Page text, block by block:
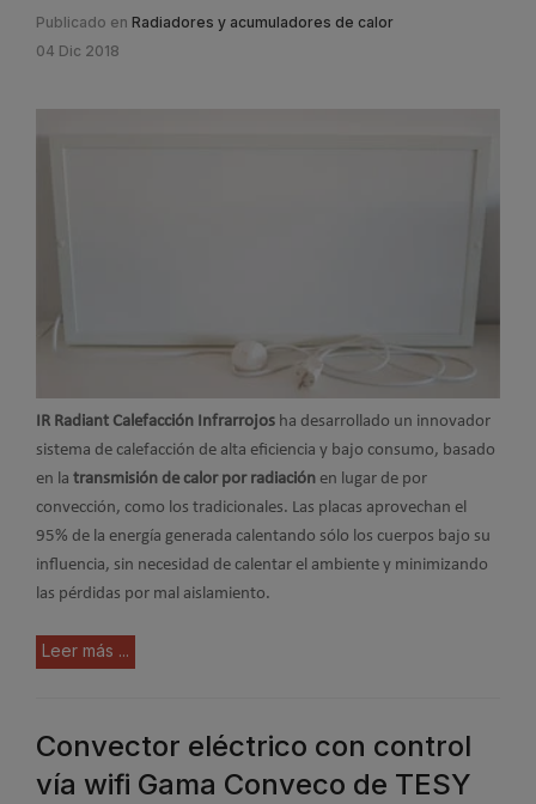
Publicado en Radiadores y acumuladores de calor
04 Dic 2018
IR Radiant Calefacción Infrarrojos ha desarrollado un innovador
sistema de calefacción de alta eficiencia y bajo consumo, basado
en la transmisión de calor por radiación en lugar de por
convección, como los tradicionales. Las placas aprovechan el
95% de la energía generada calentando sólo los cuerpos bajo su
influencia, sin necesidad de calentar el ambiente y minimizando
las pérdidas por mal aislamiento.
Leer más ...
Convector eléctrico con control
vía wifi Gama Conveco de TESY